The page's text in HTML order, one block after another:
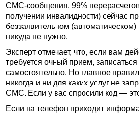
СМС-сообщения. 99%
получении инвалидности) сейчас
беззаявительном
никуда не нужно.
Эксперт отмечает, что, если вам
требуется очный прием,
самостоятельно. Но главное
никогда и ни для каких услуг не
СМС. Если у вас спросили код —
Если на телефон приходит